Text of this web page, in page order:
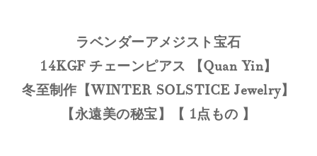
ラベンダーアメジスト宝石
14KGF チェーンピアス 【Quan Yin】
冬至制作【WINTER SOLSTICE Jewelry】
【永遠美の秘宝】【 1点もの 】